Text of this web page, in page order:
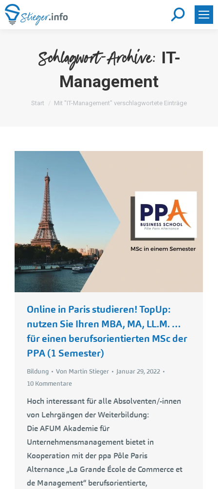
Search:
Schlagwort-Archive: IT-
Management
Sie befinden sich hier:
Start Mit "IT-Management" verschlagwortete Einträge
Online in Paris studieren! TopUp:
nutzen Sie Ihren MBA, MA, LL.M. …
für einen berufsorientierten MSc der
PPA (1 Semester)
Bildung Von Martin Stieger
Januar 29, 2022
10 Kommentare
Hoch interessant für alle Absolventen/-innen
von Lehrgängen der Weiterbildung:
Die AFUM Akademie für
Unternehmensmanagement bietet in
Kooperation mit der ppa Pôle Paris
Alternance „La Grande École de Commerce et
de Management“ berufsorientierte,